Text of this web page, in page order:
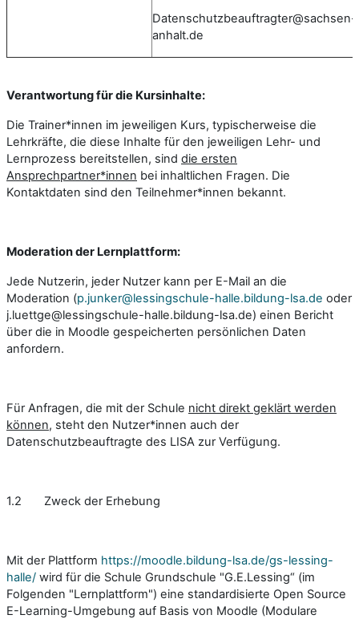
Datenschutzbeauftragter@sachsen-
anhalt.de
Verantwortung für die Kursinhalte:
Die Trainer*innen im jeweiligen Kurs, typischerweise die
Lehrkräfte, die diese Inhalte für den jeweiligen Lehr- und
Lernprozess bereitstellen, sind die ersten
Ansprechpartner*innen bei inhaltlichen Fragen. Die
Kontaktdaten sind den Teilnehmer*innen bekannt.
Moderation der Lernplattform:
Jede Nutzerin, jeder Nutzer kann per E-Mail an die
Moderation (p.junker@lessingschule-halle.bildung-lsa.de oder
j.luettge@lessingschule-halle.bildung-lsa.de) einen Bericht
über die in Moodle gespeicherten persönlichen Daten
anfordern.
Für Anfragen, die mit der Schule nicht direkt geklärt werden
können, steht den Nutzer*innen auch der
Datenschutzbeauftragte des LISA zur Verfügung.
1.2 Zweck der Erhebung
Mit der Plattform https://moodle.bildung-lsa.de/gs-lessing-
halle/ wird für die Schule Grundschule "G.E.Lessing“ (im
Folgenden "Lernplattform") eine standardisierte Open Source
E-Learning-Umgebung auf Basis von Moodle (Modulare